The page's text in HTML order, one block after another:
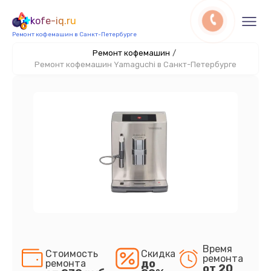
kofe-iq.ru
Ремонт кофемашин в Санкт-Петербурге
Ремонт кофемашин /
Ремонт кофемашин Yamaguchi в Санкт-Петербурге
Стоимость
ремонта
Скидка
до
Время
ремонта